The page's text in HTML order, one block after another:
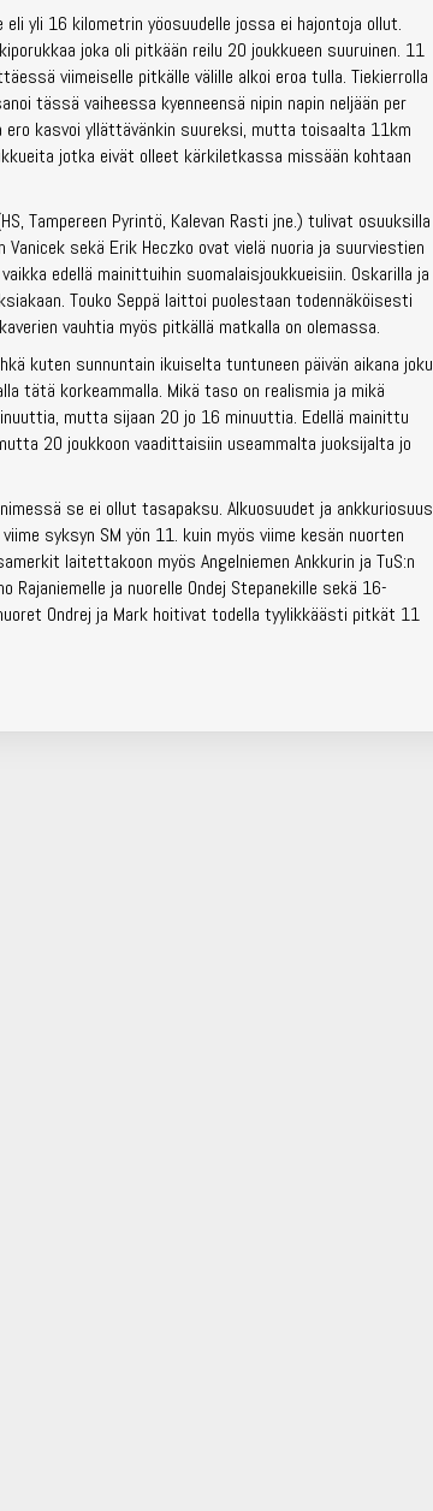
yli 16 kilometrin yöosuudelle jossa ei hajontoja ollut.
joka oli pitkään reilu 20 joukkueen suuruinen. 11
viimeiselle pitkälle välille alkoi eroa tulla. Tiekierrolla
tässä vaiheessa kyenneensä nipin napin neljään per
kasvoi yllättävänkin suureksi, mutta toisaalta 11km
jotka eivät olleet kärkiletkassa missään kohtaan
Tampereen Pyrintö, Kalevan Rasti jne.) tulivat osuuksilla
sekä Erik Heczko ovat vielä nuoria ja suurviestien
edellä mainittuihin suomalaisjoukkueisiin. Oskarilla ja
Touko Seppä laittoi puolestaan todennäköisesti
vauhtia myös pitkällä matkalla on olemassa.
kuten sunnuntain ikuiselta tuntuneen päivän aikana joku
tätä korkeammalla. Mikä taso on realismia ja mikä
mutta sijaan 20 jo 16 minuuttia. Edellä mainittu
20 joukkoon vaadittaisiin useammalta juoksijalta jo
se ei ollut tasapaksu. Alkuosuudet ja ankkuriosuus
syksyn SM yön 11. kuin myös viime kesän nuorten
laitettakoon myös Angelniemen Ankkurin ja TuS:n
ja nuorelle Ondej Stepanekille sekä 16-
Ondrej ja Mark hoitivat todella tyylikkäästi pitkät 11